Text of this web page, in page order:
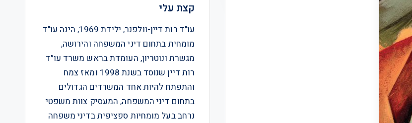
קצת עלי
עו"ד רות דיין-וולפנר, ילידת 1969, הינה עו"ד
מומחית בתחום דיני המשפחה והירושה,
מגשרת ונוטריון, העומדת בראש משרד עו״ד
רות דיין שנוסד בשנת 1998 ומאז צמח
והתפתח להיות אחד המשרדים הגדולים
בתחום דיני המשפחה, המעסיק צוות משפטי
נרחב בעל מומחיות ספציפית בדיני משפחה